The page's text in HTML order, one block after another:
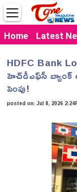
Home Latest
HDFC Bank
హెచ్‎డీఎఫ్‎సీ బ్యాంక్
పెంపు!
posted on:Jul 8, 2026